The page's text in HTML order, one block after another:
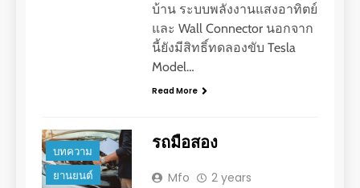
บ้าน ระบบพลังงานแสงอาทิตย์
และ Wall Connector นอกจาก
นี้ยังมีสิทธิ์ทดลองขับ Tesla
Model…
Read More
บทความ
ยานยนต์
รถมือสอง
Mfo
2 years